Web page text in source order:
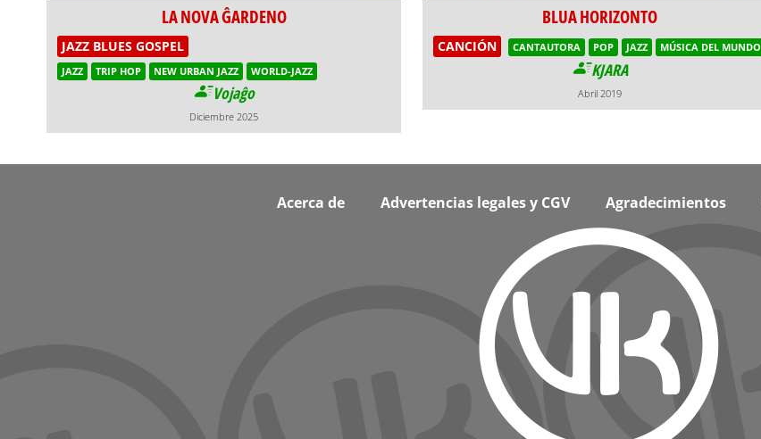
LA NOVA ĜARDENO
JAZZ BLUES GOSPEL
JAZZ TRIP HOP NEW URBAN JAZZ WORLD-JAZZ
Vojaĝo
Diciembre 2025
BLUA HORIZONTO
CANCIÓN CANTAUTORA POP JAZZ MÚSICA DEL MUNDO
KJARA
Abril 2019
Acerca de Advertencias legales y CGV Agradecimientos